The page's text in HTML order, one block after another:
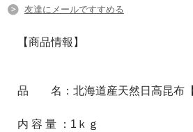
北海道産真昆布切り落とし1ｋ
友達にメールですすめる
【商品情報】
品 名：北海道産天然日高昆布【
内 容 量 ：1ｋｇ